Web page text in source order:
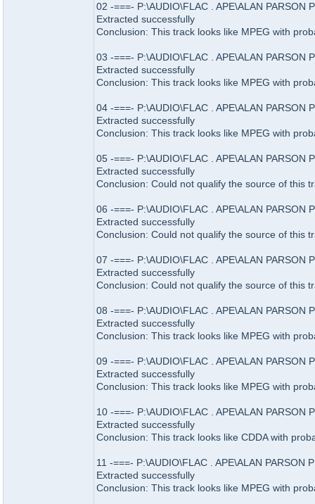
02 -===- P:\AUDIO\FLAC . APE\ALAN PARSON
Extracted successfully
Conclusion: This track looks like MPEG with
03 -===- P:\AUDIO\FLAC . APE\ALAN PARSON
Extracted successfully
Conclusion: This track looks like MPEG with
04 -===- P:\AUDIO\FLAC . APE\ALAN PARSON
Extracted successfully
Conclusion: This track looks like MPEG with
05 -===- P:\AUDIO\FLAC . APE\ALAN PARSON
Extracted successfully
Conclusion: Could not qualify the source of this
06 -===- P:\AUDIO\FLAC . APE\ALAN PARSON
Extracted successfully
Conclusion: Could not qualify the source of this
07 -===- P:\AUDIO\FLAC . APE\ALAN PARSON
Extracted successfully
Conclusion: Could not qualify the source of this
08 -===- P:\AUDIO\FLAC . APE\ALAN PARSON
Extracted successfully
Conclusion: This track looks like MPEG with
09 -===- P:\AUDIO\FLAC . APE\ALAN
Extracted successfully
Conclusion: This track looks like MPEG with
10 -===- P:\AUDIO\FLAC . APE\ALAN
Extracted successfully
Conclusion: This track looks like CDDA with
11 -===- P:\AUDIO\FLAC . APE\ALAN PARSON
Extracted successfully
Conclusion: This track looks like MPEG with